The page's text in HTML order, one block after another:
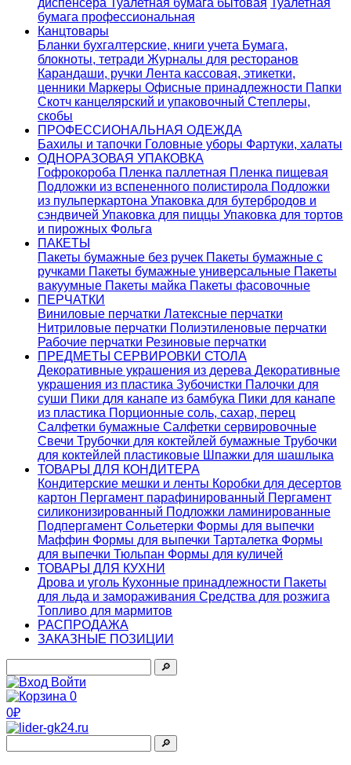
диспенсера Туалетная бумага бытовая Туалетная
бумага профессиональная
Канцтовары
Бланки бухгалтерские, книги учета Бумага,
блокноты, тетради Журналы для ресторанов
Карандаши, ручки Лента кассовая, этикетки,
ценники Маркеры Офисные принадлежности Папки
Скотч канцелярский и упаковочный Степлеры,
скобы
ПРОФЕССИОНАЛЬНАЯ ОДЕЖДА
Бахилы и тапочки Головные уборы Фартуки, халаты
ОДНОРАЗОВАЯ УПАКОВКА
Гофрокороба Пленка паллетная Пленка пищевая
Подложки из вспененного полистирола Подложки
из пульперкартона Упаковка для бутербродов и
сэндвичей Упаковка для пиццы Упаковка для тортов
и пирожных Фольга
ПАКЕТЫ
Пакеты бумажные без ручек Пакеты бумажные с
ручками Пакеты бумажные универсальные Пакеты
вакуумные Пакеты майка Пакеты фасовочные
ПЕРЧАТКИ
Виниловые перчатки Латексные перчатки
Нитриловые перчатки Полиэтиленовые перчатки
Рабочие перчатки Резиновые перчатки
ПРЕДМЕТЫ СЕРВИРОВКИ СТОЛА
Декоративные украшения из дерева Декоративные
украшения из пластика Зубочистки Палочки для
суши Пики для канапе из бамбука Пики для канапе
из пластика Порционные соль, сахар, перец
Салфетки бумажные Салфетки сервировочные
Свечи Трубочки для коктейлей бумажные Трубочки
для коктейлей пластиковые Шпажки для шашлыка
ТОВАРЫ ДЛЯ КОНДИТЕРА
Кондитерские мешки и ленты Коробки для десертов
картон Пергамент парафинированный Пергамент
силиконизированный Подложки ламинированные
Подпергамент Сольетерки Формы для выпечки
Маффин Формы для выпечки Тарталетка Формы
для выпечки Тюльпан Формы для куличей
ТОВАРЫ ДЛЯ КУХНИ
Дрова и уголь Кухонные принадлежности Пакеты
для льда и замораживания Средства для розжига
Топливо для мармитов
РАСПРОДАЖА
ЗАКАЗНЫЕ ПОЗИЦИИ
🔎︎
Войти
0
0₽
🔎︎